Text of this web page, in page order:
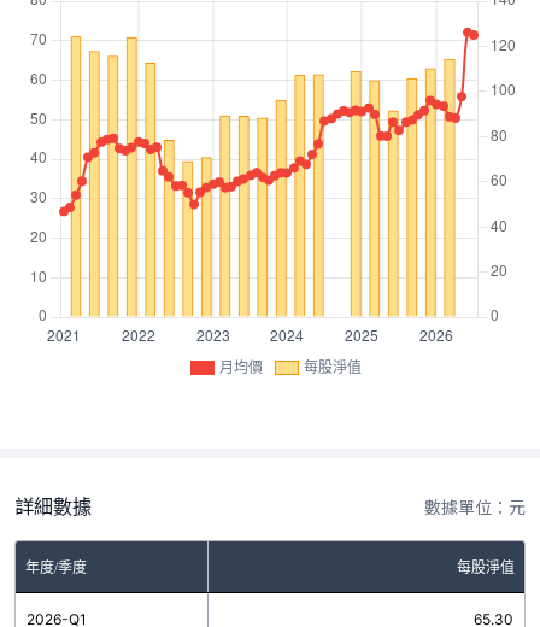
月均價 每股淨值
詳細數據 數據單位：元
年度/季度 每股淨值
2026-Q1 65.30